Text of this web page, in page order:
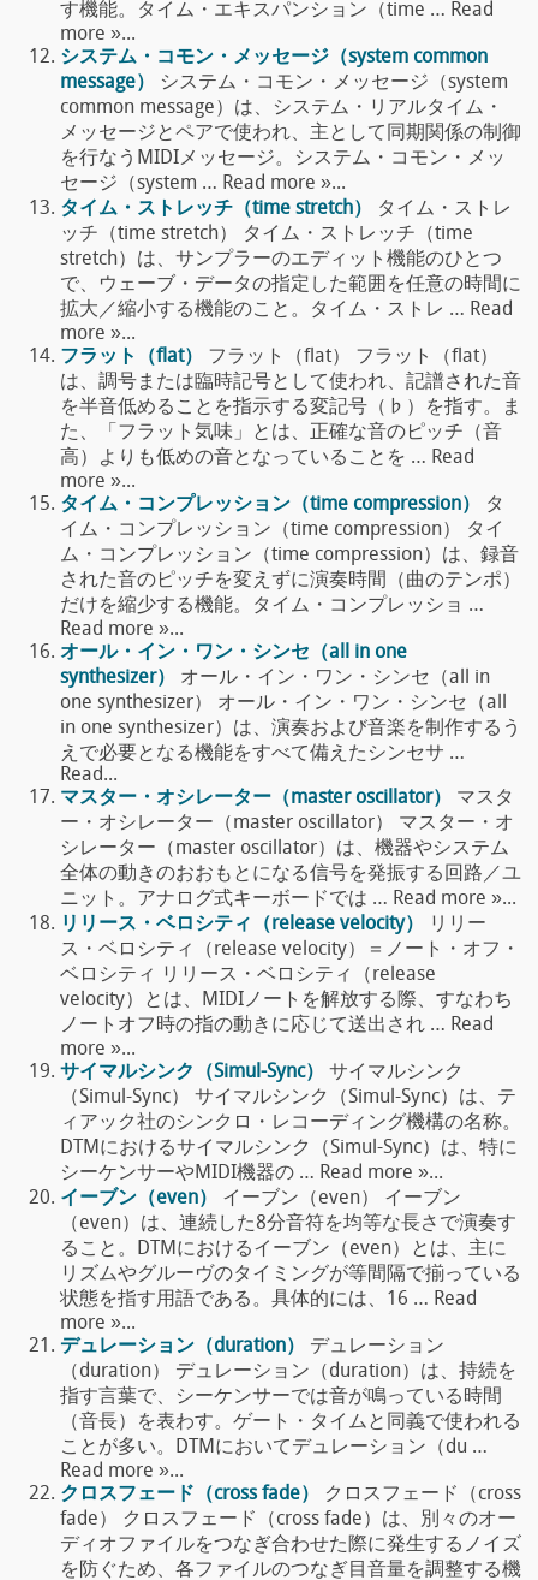
す機能。タイム・エキスパンション（time … Read
more »...
システム・コモン・メッセージ（system common
message）
システム・コモン・メッセージ（system
common message）は、システム・リアルタイム・
メッセージとペアで使われ、主として同期関係の制御
を行なうMIDIメッセージ。システム・コモン・メッ
セージ（system … Read more »...
タイム・ストレッチ（time stretch）
タイム・ストレ
ッチ（time stretch） タイム・ストレッチ（time
stretch）は、サンプラーのエディット機能のひとつ
で、ウェーブ・データの指定した範囲を任意の時間に
拡大／縮小する機能のこと。タイム・ストレ … Read
more »...
フラット（flat）
フラット（flat） フラット（flat）
は、調号または臨時記号として使われ、記譜された音
を半音低めることを指示する変記号（♭）を指す。ま
た、「フラット気味」とは、正確な音のピッチ（音
高）よりも低めの音となっていることを … Read
more »...
タイム・コンプレッション（time compression）
タ
イム・コンプレッション（time compression） タイ
ム・コンプレッション（time compression）は、録音
された音のピッチを変えずに演奏時間（曲のテンポ）
だけを縮少する機能。タイム・コンプレッショ …
Read more »...
オール・イン・ワン・シンセ（all in one
synthesizer）
オール・イン・ワン・シンセ（all in
one synthesizer） オール・イン・ワン・シンセ（all
in one synthesizer）は、演奏および音楽を制作するう
えで必要となる機能をすべて備えたシンセサ …
Read...
マスター・オシレーター（master oscillator）
マスタ
ー・オシレーター（master oscillator） マスター・オ
シレーター（master oscillator）は、機器やシステム
全体の動きのおおもとになる信号を発振する回路／ユ
ニット。アナログ式キーボードでは … Read more »...
リリース・ベロシティ（release velocity）
リリー
ス・ベロシティ（release velocity）＝ノート・オフ・
ベロシティ リリース・ベロシティ（release
velocity）とは、MIDIノートを解放する際、すなわち
ノートオフ時の指の動きに応じて送出され … Read
more »...
サイマルシンク（Simul-Sync）
サイマルシンク
（Simul-Sync） サイマルシンク（Simul-Sync）は、テ
ィアック社のシンクロ・レコーディング機構の名称。
DTMにおけるサイマルシンク（Simul-Sync）は、特に
シーケンサーやMIDI機器の … Read more »...
イーブン（even）
イーブン（even） イーブン
（even）は、連続した8分音符を均等な長さで演奏す
ること。DTMにおけるイーブン（even）とは、主に
リズムやグルーヴのタイミングが等間隔で揃っている
状態を指す用語である。具体的には、16 … Read
more »...
デュレーション（duration）
デュレーション
（duration） デュレーション（duration）は、持続を
指す言葉で、シーケンサーでは音が鳴っている時間
（音長）を表わす。ゲート・タイムと同義で使われる
ことが多い。DTMにおいてデュレーション（du …
Read more »...
クロスフェード（cross fade）
クロスフェード（cross
fade） クロスフェード（cross fade）は、別々のオー
ディオファイルをつなぎ合わせた際に発生するノイズ
を防ぐため、各ファイルのつなぎ目音量を調整する機